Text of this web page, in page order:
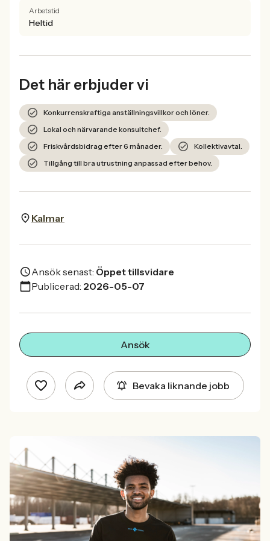
Arbetstid
Heltid
Det här erbjuder vi
Konkurrenskraftiga anställningsvillkor och löner.
Lokal och närvarande konsultchef.
Friskvårdsbidrag efter 6 månader.
Kollektivavtal.
Tillgång till bra utrustning anpassad efter behov.
Kalmar
Ansök senast: Öppet tillsvidare
Publicerad: 2026-05-07
Ansök
Bevaka liknande jobb